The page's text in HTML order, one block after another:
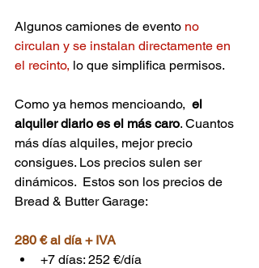
Algunos camiones de evento no
circulan y se instalan directamente en
el recinto, lo que simplifica permisos.
Como ya hemos mencioando, el
alquiler diario es el más caro. Cuantos
más días alquiles, mejor precio
consigues. Los precios sulen ser
dinámicos.  Estos son los precios de
Bread & Butter Garage:
280 € al día + IVA
+7 días: 252 €/día